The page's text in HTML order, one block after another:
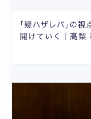
｢疑ハザレバ｣の視
開けていく｜高梨